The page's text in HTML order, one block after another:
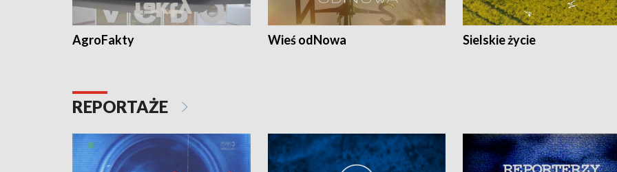
AgroFakty Wieś odNowa Sielskie życie
REPORTAŻE